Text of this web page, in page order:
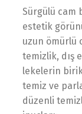
Sürgülü cam
estetik
uzun ömürlü
temizlik, dış
lekelerin
temiz ve
düzenli